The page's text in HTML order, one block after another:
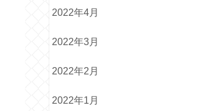
2022年4月
2022年3月
2022年2月
2022年1月